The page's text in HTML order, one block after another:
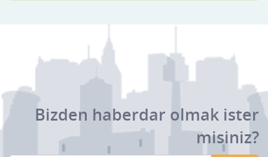
Bizden haberdar olmak ister
misiniz?